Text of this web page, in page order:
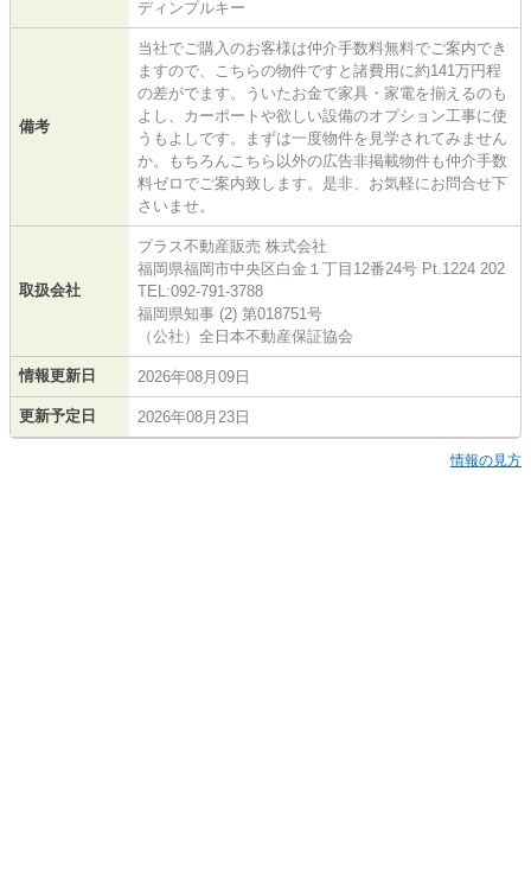
ディンプルキー
備考
当社でご購入のお客様は仲介手数料無料でご案内でき
ますので、こちらの物件ですと諸費用に約141万円程
の差がでます。ういたお金で家具・家電を揃えるのも
よし、カーポートや欲しい設備のオプション工事に使
うもよしです。まずは一度物件を見学されてみません
か。もちろんこちら以外の広告非掲載物件も仲介手数
料ゼロでご案内致します。是非、お気軽にお問合せ下
さいませ。
取扱会社
プラス不動産販売 株式会社
福岡県福岡市中央区白金１丁目12番24号 Pt.1224 202
TEL:092-791-3788
福岡県知事 (2) 第018751号
（公社）全日本不動産保証協会
情報更新日 2026年08月09日
更新予定日 2026年08月23日
情報の見方